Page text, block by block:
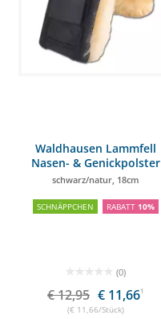
Waldhausen Lammfell
Nasen- & Genickpolster
schwarz/natur, 18cm
SCHNÄPPCHEN RABATT 10%
(0)
€ 12,95 € 11,661
(€ 11,66/Stück)